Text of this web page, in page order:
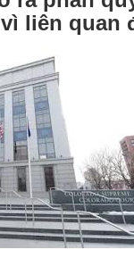
liên quan